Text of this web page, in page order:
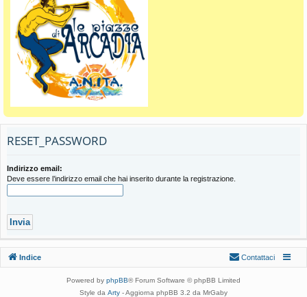
RESET_PASSWORD
Indirizzo email:
Deve essere l’indirizzo email che hai inserito durante la registrazione.
Indice Contattaci
Powered by phpBB® Forum Software © phpBB Limited
Style da Arty - Aggiorna phpBB 3.2 da MrGaby